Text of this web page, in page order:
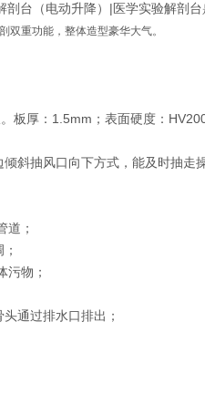
剖台（电动升降）|医学实验解剖台
双重功能，整体造型豪华大气。
板厚：1.5mm；表面硬度：
斜抽风口向下方式，能及时抽
道；
污物；
通过排水口排出；